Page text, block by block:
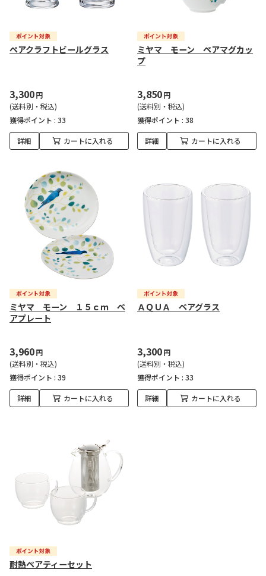
ペアクラフトビールグラス
3,300円
(送料別・税込)
獲得ポイント : 33
詳細 カートに入れる
ミヤマ モーン ペアマグカッ
プ
3,850円
(送料別・税込)
獲得ポイント : 38
詳細 カートに入れる
ミヤマ モーン １５ｃｍ ペ
アプレート
3,960円
(送料別・税込)
獲得ポイント : 39
詳細 カートに入れる
ＡＱＵＡ ペアグラス
3,300円
(送料別・税込)
獲得ポイント : 33
詳細 カートに入れる
耐熱ペアティーセット